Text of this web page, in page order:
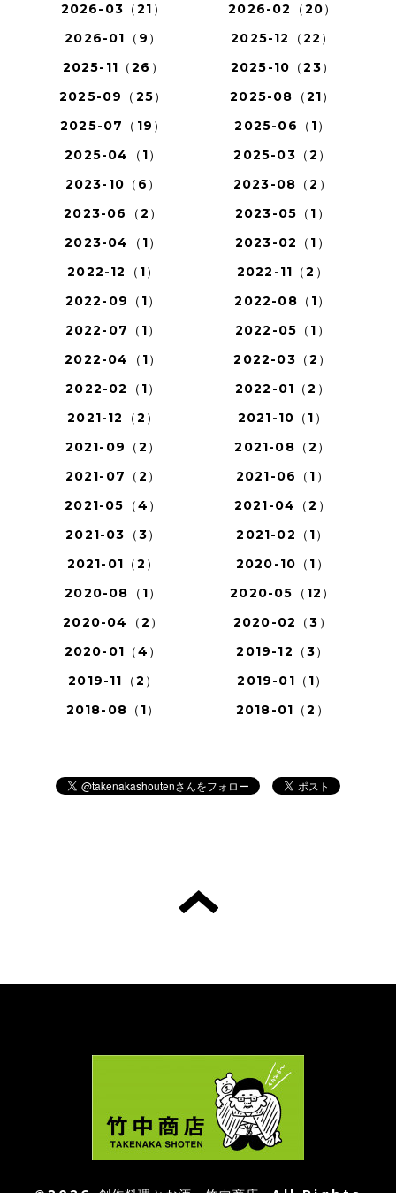
2026-03（21）
2026-02（20）
2026-01（9）
2025-12（22）
2025-11（26）
2025-10（23）
2025-09（25）
2025-08（21）
2025-07（19）
2025-06（1）
2025-04（1）
2025-03（2）
2023-10（6）
2023-08（2）
2023-06（2）
2023-05（1）
2023-04（1）
2023-02（1）
2022-12（1）
2022-11（2）
2022-09（1）
2022-08（1）
2022-07（1）
2022-05（1）
2022-04（1）
2022-03（2）
2022-02（1）
2022-01（2）
2021-12（2）
2021-10（1）
2021-09（2）
2021-08（2）
2021-07（2）
2021-06（1）
2021-05（4）
2021-04（2）
2021-03（3）
2021-02（1）
2021-01（2）
2020-10（1）
2020-08（1）
2020-05（12）
2020-04（2）
2020-02（3）
2020-01（4）
2019-12（3）
2019-11（2）
2019-01（1）
2018-08（1）
2018-01（2）